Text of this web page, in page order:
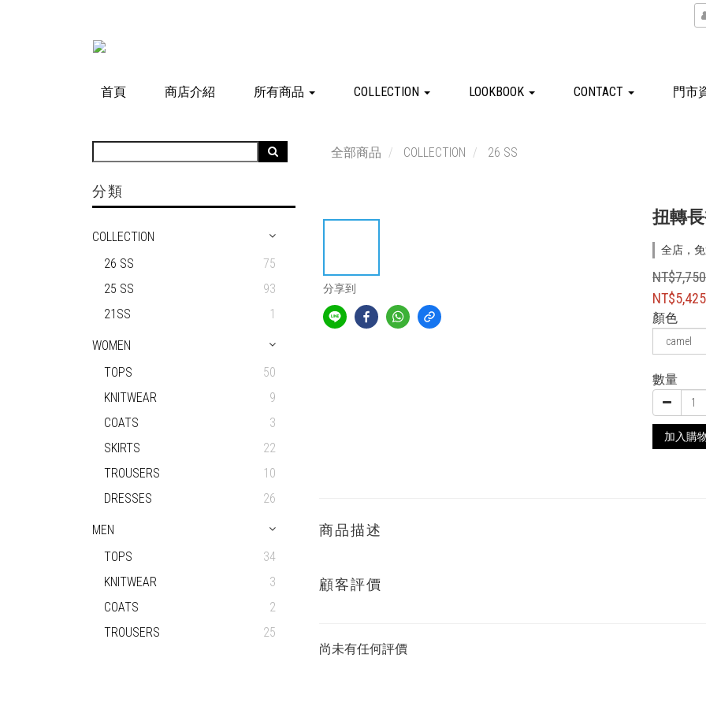
首頁 商店介紹 所有商品 COLLECTION LOOKBOOK CONTACT 門市
分類
COLLECTION
26 SS
75
25 SS
93
21SS
1
WOMEN
TOPS
50
KNITWEAR
9
COATS
3
SKIRTS
22
TROUSERS
10
DRESSES
26
MEN
TOPS
34
KNITWEAR
3
COATS
2
TROUSERS
25
全部商品 COLLECTION 26 SS
分享到
扭轉
全店，
NT$7,750
NT$5,425
顏色
數量
加入購
商品描述
顧客評價
尚未有任何評價